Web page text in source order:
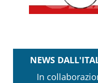
NEWS
In